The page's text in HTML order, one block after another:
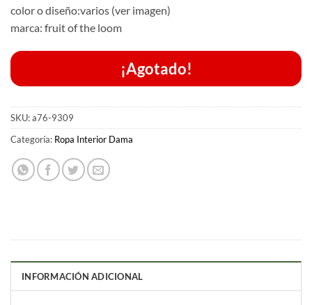
color o diseño:varios (ver imagen)
marca: fruit of the loom
¡Agotado!
SKU:a76-9309
Categoría: Ropa Interior Dama
INFORMACIÓN ADICIONAL